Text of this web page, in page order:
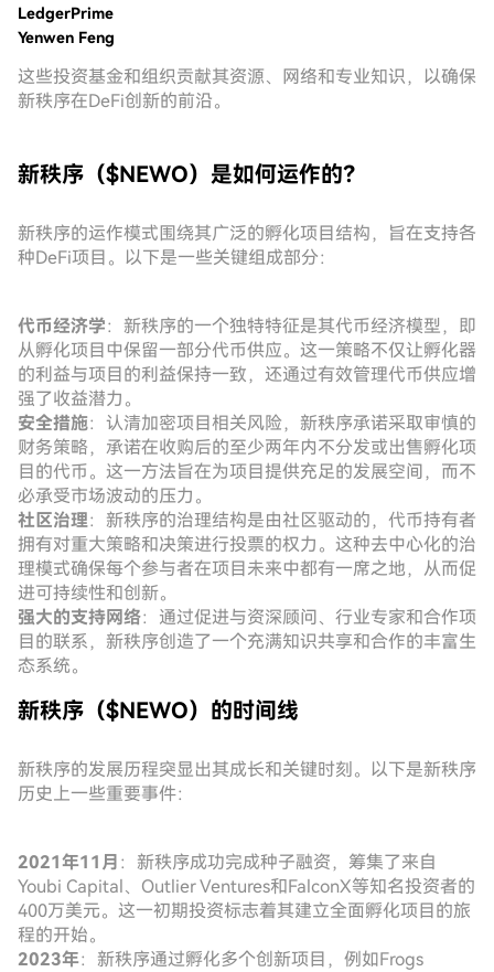
LedgerPrime
Yenwen Feng
这些投资基金和组织贡献其资源、网络和专业知识，以确保
新秩序在DeFi创新的前沿。
新秩序（$NEWO）是如何运作的？
新秩序的运作模式围绕其广泛的孵化项目结构，旨在支持各
种DeFi项目。以下是一些关键组成部分：
代币经济学：新秩序的一个独特特征是其代币经济模型，即
从孵化项目中保留一部分代币供应。这一策略不仅让孵化器
的利益与项目的利益保持一致，还通过有效管理代币供应增
强了收益潜力。
安全措施：认清加密项目相关风险，新秩序承诺采取审慎的
财务策略，承诺在收购后的至少两年内不分发或出售孵化项
目的代币。这一方法旨在为项目提供充足的发展空间，而不
必承受市场波动的压力。
社区治理：新秩序的治理结构是由社区驱动的，代币持有者
拥有对重大策略和决策进行投票的权力。这种去中心化的治
理模式确保每个参与者在项目未来中都有一席之地，从而促
进可持续性和创新。
强大的支持网络：通过促进与资深顾问、行业专家和合作项
目的联系，新秩序创造了一个充满知识共享和合作的丰富生
态系统。
新秩序（$NEWO）的时间线
新秩序的发展历程突显出其成长和关键时刻。以下是新秩序
历史上一些重要事件：
2021年11月 ：新秩序成功完成种子融资，筹集了来自
Youbi Capital、Outlier Ventures和FalconX等知名投资者的
400万美元。这一初期投资标志着其建立全面孵化项目的旅
程的开始。
2023年：新秩序通过孵化多个创新项目，例如Frogs